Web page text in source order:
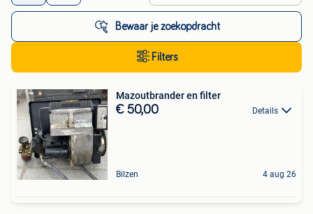
Bewaar je zoekopdracht
Filters
Mazoutbrander en filter
€ 50,00 Details
Bilzen 4 aug 26